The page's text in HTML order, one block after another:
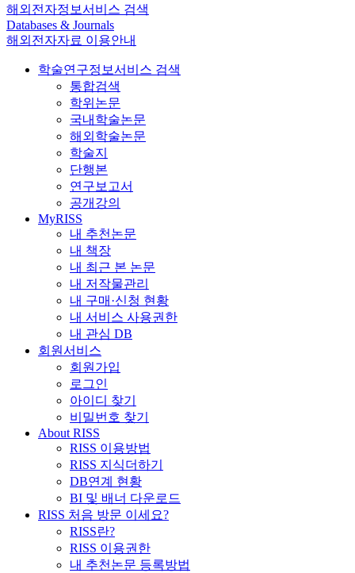
해외전자정보서비스 검색
Databases & Journals
해외전자자료 이용안내
학술연구정보서비스 검색
통합검색
학위논문
국내학술논문
해외학술논문
학술지
단행본
연구보고서
공개강의
MyRISS
내 추천논문
내 책장
내 최근 본 논문
내 저작물관리
내 구매·신청 현황
내 서비스 사용권한
내 관심 DB
회원서비스
회원가입
로그인
아이디 찾기
비밀번호 찾기
About RISS
RISS 이용방법
RISS 지식더하기
DB연계 현황
BI 및 배너 다운로드
RISS 처음 방문 이세요?
RISS란?
RISS 이용권한
내 추천논문 등록방법